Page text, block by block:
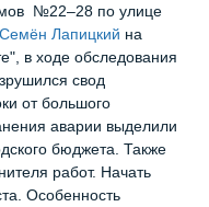
№22–28 по улице
Семён Лапицкий на
в ходе обследования
свод
от большого
аварии выделили
бюджета. Также
работ. Начать
Особенность